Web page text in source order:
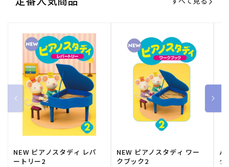
NEW ピアノスタディ レパ
ートリー2
NEW ピアノスタディ ワー
クブック2
バ
ク